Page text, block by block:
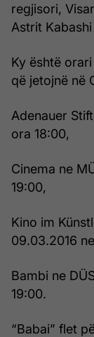
regjisori,
Astrit
Ky është
që jetojnë në
Adenauer
ora 18:00,
Cinema ne
19:00,
Kino im
09.03.2016
Bambi ne
19:00.
“Babai” flet